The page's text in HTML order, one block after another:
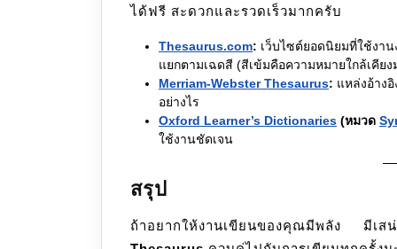
ได้ฟรี สะดวกและรวดเร็วมากครับ
Thesaurus.com: เว็บไซต์ยอดนิยมที่ใช้งา
แยกตามเฉดสี (สีเข้มคือความหมายใกล้เคีย
Merriam-Webster Thesaurus: แหล่งอ้าง
อย่างไร
Oxford Learner’s Dictionaries (หมวด
ใช้งานชัดเจน
สรุป
ถ้าอยากให้งานเขียนของคุณมีพลัง มีเ